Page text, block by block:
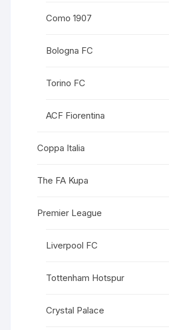
Como 1907
Bologna FC
Torino FC
ACF Fiorentina
Coppa Italia
The FA Kupa
Premier League
Liverpool FC
Tottenham Hotspur
Crystal Palace